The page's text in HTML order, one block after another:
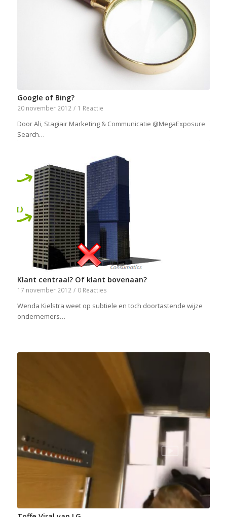
Google of Bing?
20 november 2012 / 1 Reactie
Door Ali, Stagiair Marketing & Communicatie @MegaExposure
Search…
Klant centraal? Of klant bovenaan?
17 november 2012 / 0 Reacties
Wenda Kielstra weet op subtiele en toch doortastende wijze
ondernemers…